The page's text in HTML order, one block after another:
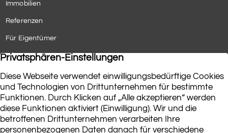
Immobilien
Referenzen
Für Eigentümer
Wissenwertes
Casini & Görner Immobilien
351 Bewertungen auf ProvenExpert.com
VERTRAG WIDERRUFEN